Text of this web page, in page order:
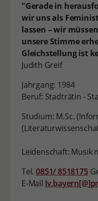
"Gerade in
wir uns als
lassen – wir
unsere Stimme
Gleichstellung ist
Judith Greif
Jahrgang: 1984
Beruf: Stadträtin -
Studium: M.Sc.
Leidenschaft: Musik
Tel.0851/ 8518175
E-Mail